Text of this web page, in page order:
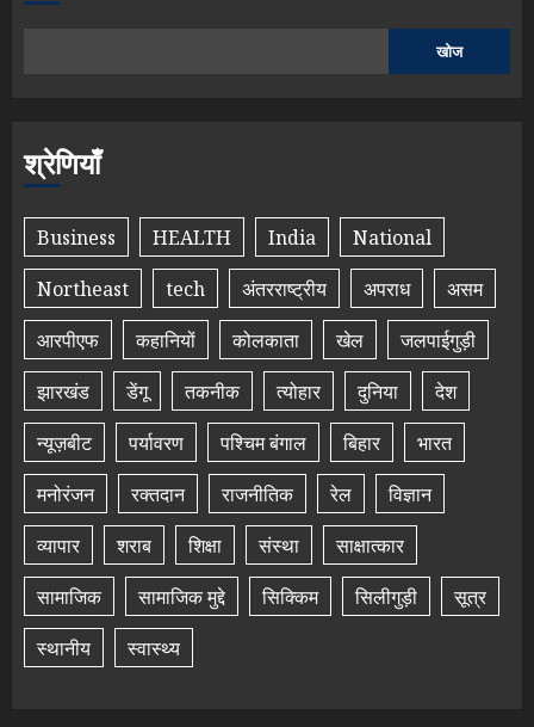
खोज
श्रेणियाँ
Business HEALTH India
National
Northeast
tech अंतरराष्ट्रीय अपराध
असम
आरपीएफ
कहानियों कोलकाता खेल
जलपाईगुड़ी
झारखंड
डेंगू तकनीक त्योहार दुनिया
देश
न्यूज़बीट
पर्यावरण पश्चिम बंगाल बिहार
भारत
मनोरंजन
रक्तदान राजनीतिक रेल
विज्ञान
व्यापार
शराब शिक्षा संस्था
साक्षात्कार
सामाजिक
सामाजिक मुद्दे सिक्किम सिलीगुड़ी
सूत्र
स्थानीय
स्वास्थ्य